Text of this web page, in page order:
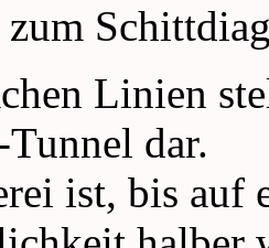
Linien
dar.
ist, bis auf